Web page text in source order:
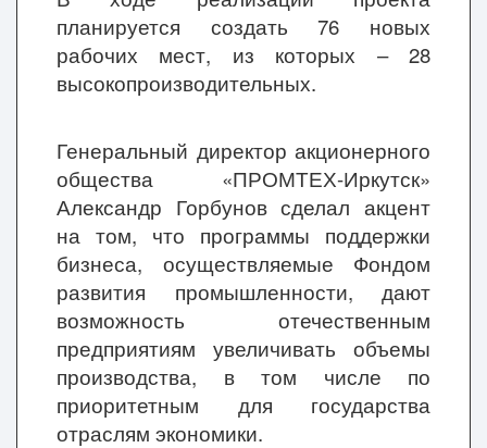
планируется создать 76 новых
рабочих мест, из которых – 28
высокопроизводительных.
Генеральный директор акционерного
общества «ПРОМТЕХ-Иркутск»
Александр Горбунов сделал акцент
на том, что программы поддержки
бизнеса, осуществляемые Фондом
развития промышленности, дают
возможность отечественным
предприятиям увеличивать объемы
производства, в том числе по
приоритетным для государства
отраслям экономики.